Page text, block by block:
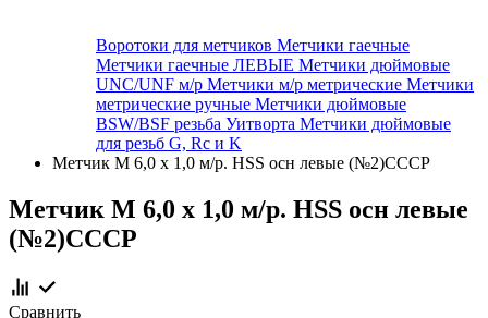
Воротоки для метчиков Метчики гаечные
Метчики гаечные ЛЕВЫЕ Метчики дюймовые
UNC/UNF м/р Метчики м/р метрические Метчики
метрические ручные Метчики дюймовые
BSW/BSF резьба Уитворта Метчики дюймовые
для резьб G, Rc и K
Метчик М 6,0 х 1,0 м/р. HSS осн левые (№2)СССР
Метчик М 6,0 х 1,0 м/р. HSS осн левые
(№2)СССР
Сравнить